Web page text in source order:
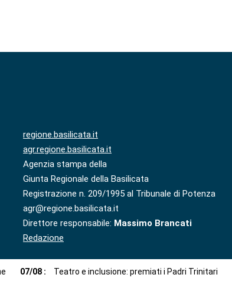
regione.basilicata.it
agr.regione.basilicata.it
Agenzia stampa della
Giunta Regionale della Basilicata
Registrazione n. 209/1995 al Tribunale di Potenza
agr@regione.basilicata.it
Direttore responsabile: Massimo Brancati
Redazione
07/08 : Teatro e inclusione: premiati i Padri Trinitari